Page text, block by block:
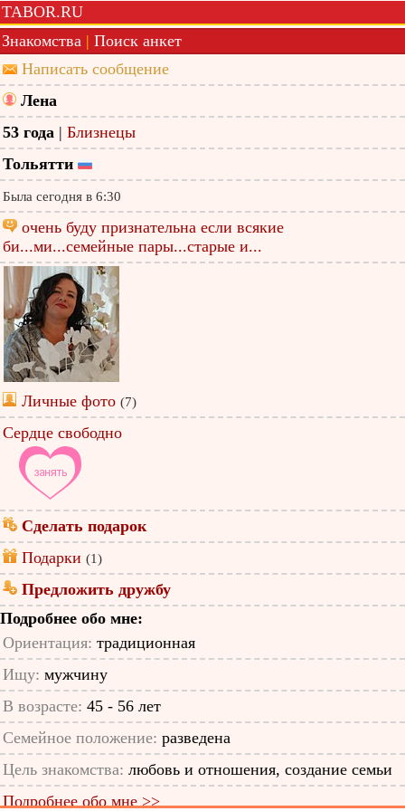
TABOR.RU
Знакомства | Поиск анкет
Написать сообщение
Лена
53 года | Близнецы
Тольятти
Была сегодня в 6:30
очень буду признательна если всякие
би...ми...семейные пары...старые и...
Личные фото (7)
Сердце свободно
Сделать подарок
Подарки (1)
Предложить дружбу
Подробнее обо мне:
Ориентация: традиционная
Ищу: мужчину
В возрасте: 45 - 56 лет
Семейное положение: разведена
Цель знакомства: любовь и отношения, создание семьи
Подробнее обо мне >>